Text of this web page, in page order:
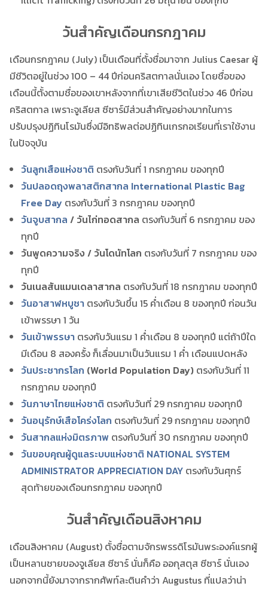
วันสำคัญเดือนกรกฎาคม
เดือนกรกฎาคม (July) เป็นเดือนที่ตั้งชื่อมาจาก Julius Caesar ผู้
มีชีวิตอยู่ในช่วง 100 – 44 ปีก่อนคริสตกาลนั่นเอง โดยชื่อของ
เดือนนี้ตั้งตามชื่อของเขาหลังจากที่เขาเสียชีวิตในช่วง 46 ปีก่อน
คริสตกาล เพราะจูเลียส ซีซาร์มีส่วนสำคัญอย่างมากในการ
ปรับปรุงปฏิทินโรมันซึ่งมีอิทธิพลต่อปฏิทินเกรกอเรียนที่เราใช้งาน
ในปัจจุบัน
วันลูกเสือแห่งชาติ ตรงกับวันที่ 1 กรกฎาคม ของทุกปี
วันปลอดถุงพลาสติกสากล International Plastic Bag
Free Day ตรงกับวันที่ 3 กรกฎาคม ของทุกปี
วันจูบสากล / วันไก่ทอดสากล ตรงกับวันที่ 6 กรกฎาคม ของ
ทุกปี
วันพูดความจริง / วันโดนัทโลก ตรงกับวันที่ 7 กรกฎาคม ของ
ทุกปี
วันเนลสันแมนเดลาสากล ตรงกับวันที่ 18 กรกฎาคม ของทุกปี
วันอาสาฬหบูชา ตรงกับวันขึ้น 15 ค่ำเดือน 8 ของทุกปี ก่อนวัน
เข้าพรรษา 1 วัน
วันเข้าพรรษา ตรงกับวันแรม 1 ค่ำเดือน 8 ของทุกปี แต่ถ้าปีใด
มีเดือน 8 สองครั้ง ก็เลื่อนมาเป็นวันแรม 1 ค่ำ เดือนแปดหลัง
วันประชากรโลก (World Population Day) ตรงกับวันที่ 11
กรกฎาคม ของทุกปี
วันภาษาไทยแห่งชาติ ตรงกับวันที่ 29 กรกฎาคม ของทุกปี
วันอนุรักษ์เสือโคร่งโลก ตรงกับวันที่ 29 กรกฎาคม ของทุกปี
วันสากลแห่งมิตรภาพ ตรงกับวันที่ 30 กรกฎาคม ของทุกปี
วันขอบคุณผู้ดูแลระบบแห่งชาติ NATIONAL SYSTEM
ADMINISTRATOR APPRECIATION DAY ตรงกับวันศุกร์
สุดท้ายของเดือนกรกฎาคม ของทุกปี
วันสำคัญเดือนสิงหาคม
เดือนสิงหาคม (August) ตั้งชื่อตามจักรพรรดิโรมันพระองค์แรกผู้
เป็นหลานชายของจูเลียส ซีซาร์ นั่นก็คือ ออกุสตุส ซีซาร์ นั่นเอง
นอกจากนี้ยังมาจากรากศัพท์ละตินคำว่า Augustus ที่แปลว่าน่า